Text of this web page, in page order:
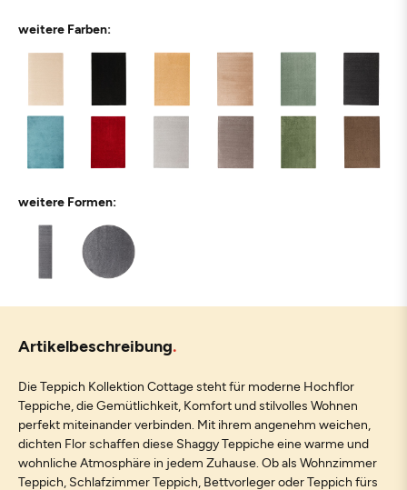
weitere Farben:
weitere Formen:
Artikelbeschreibung
Die Teppich Kollektion Cottage steht für moderne Hochflor
Teppiche, die Gemütlichkeit, Komfort und stilvolles Wohnen
perfekt miteinander verbinden. Mit ihrem angenehm weichen,
dichten Flor schaffen diese Shaggy Teppiche eine warme und
wohnliche Atmosphäre in jedem Zuhause. Ob als Wohnzimmer
Teppich, Schlafzimmer Teppich, Bettvorleger oder Teppich fürs